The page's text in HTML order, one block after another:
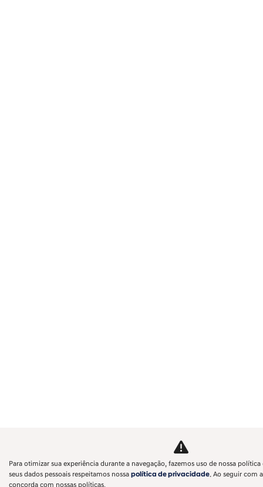
Para otimizar sua experiência durante a navegação, fazemos uso de nossa
seus dados pessoais respeitamos nossa política de privacidade. Ao seguir com
concorda com nossas políticas.